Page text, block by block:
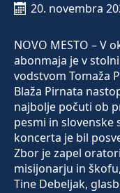
20. novembra
NOVO MESTO – V
abonmaja je v
vodstvom Tomaža
Blaža Pirnata
najbolje počuti ob
pesmi in slovenske
koncerta je bil
Zbor je zapel
misijonarju in
Tine Debeljak,